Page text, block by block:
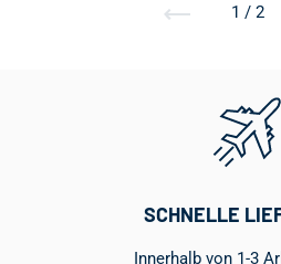
Vorherige
1 / 2
SCHNELLE
Innerhalb von 1-3